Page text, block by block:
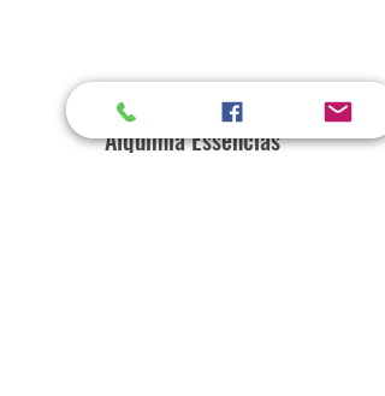
Alquimia Essências